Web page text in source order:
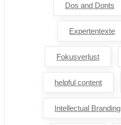
Dos and Donts
Expertentexte
Fokusverlust
helpful content
Intellectual Branding